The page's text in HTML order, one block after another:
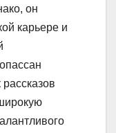
он
карьере и